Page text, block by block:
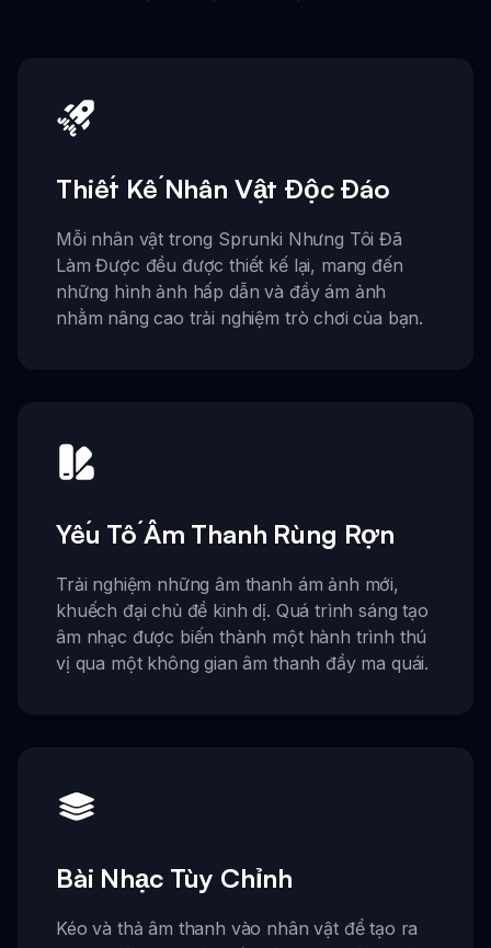
Thiết Kế Nhân Vật Độc Đáo
Mỗi nhân vật trong Sprunki Nhưng Tôi Đã
Làm Được đều được thiết kế lại, mang đến
những hình ảnh hấp dẫn và đầy ám ảnh
nhằm nâng cao trải nghiệm trò chơi của bạn.
Yếu Tố Âm Thanh Rùng Rợn
Trải nghiệm những âm thanh ám ảnh mới,
khuếch đại chủ đề kinh dị. Quá trình sáng tạo
âm nhạc được biến thành một hành trình thú
vị qua một không gian âm thanh đầy ma quái.
Bài Nhạc Tùy Chỉnh
Kéo và thả âm thanh vào nhân vật để tạo ra